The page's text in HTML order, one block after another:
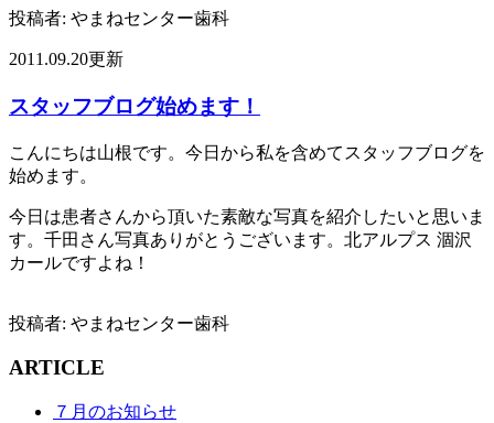
投稿者: やまねセンター歯科
2011.09.20更新
スタッフブログ始めます！
こんにちは山根です。今日から私を含めてスタッフブログを
始めます。
今日は患者さんから頂いた素敵な写真を紹介したいと思いま
す。千田さん写真ありがとうございます。北アルプス 涸沢
カールですよね！
投稿者: やまねセンター歯科
ARTICLE
７月のお知らせ